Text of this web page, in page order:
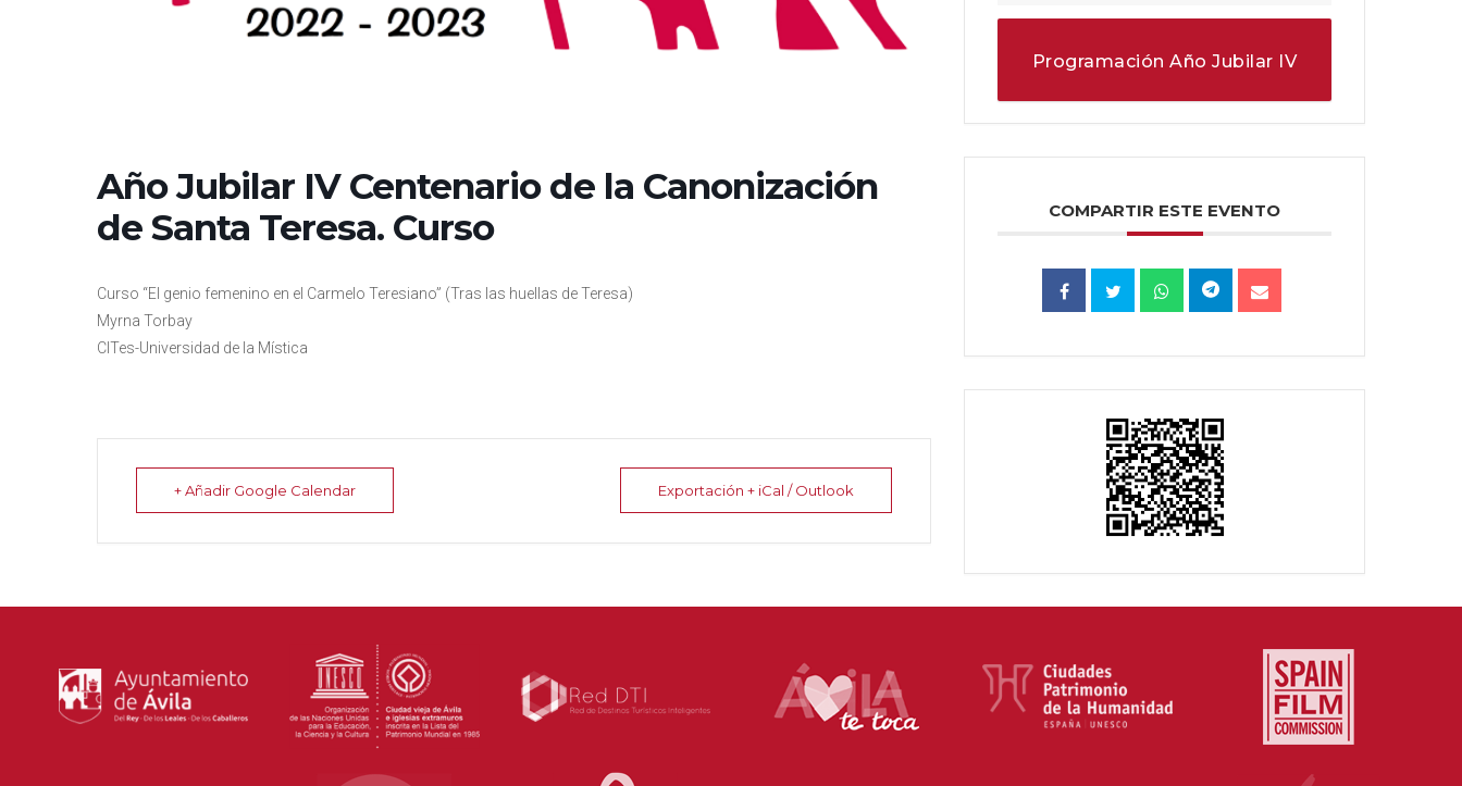
Año Jubilar IV Centenario de la Canonización
de Santa Teresa. Curso
Curso “El genio femenino en el Carmelo Teresiano” (Tras las huellas de Teresa)
Myrna Torbay
CITes-Universidad de la Mística
+ Añadir Google Calendar Exportación + iCal / Outlook
Programación Año Jubilar IV
COMPARTIR ESTE EVENTO